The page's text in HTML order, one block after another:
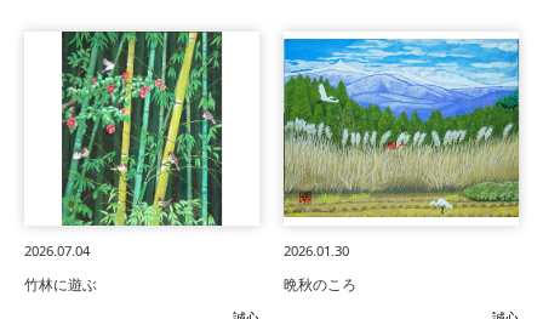
2026.07.04
竹林に遊ぶ
2026.01.30
晩秋のころ